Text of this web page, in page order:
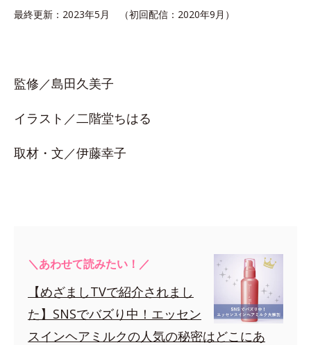
最終更新：2023年5月 （初回配信：2020年9月）
監修／島田久美子
イラスト／二階堂ちはる
取材・文／伊藤幸子
＼あわせて読みたい！／
【めざましTVで紹介されまし
た】SNSでバズり中！エッセン
スインヘアミルクの人気の秘密はどこにあ